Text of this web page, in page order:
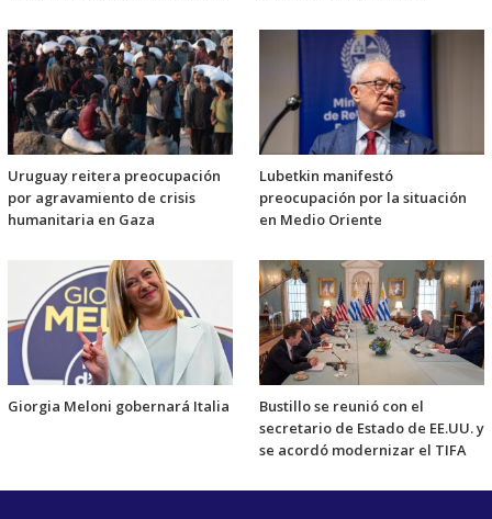
Uruguay reitera preocupación
por agravamiento de crisis
humanitaria en Gaza
Lubetkin manifestó
preocupación por la situación
en Medio Oriente
Giorgia Meloni gobernará Italia
Bustillo se reunió con el
secretario de Estado de EE.UU. y
se acordó modernizar el TIFA